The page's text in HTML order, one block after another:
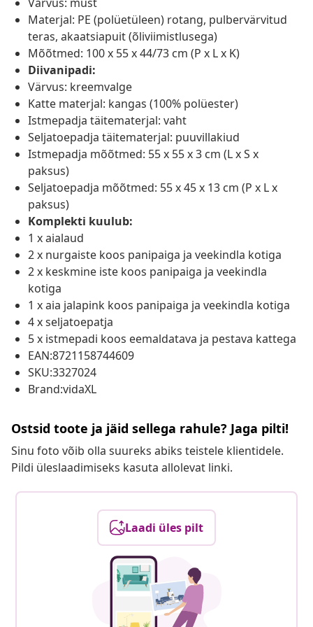
Materjal: PE (polüetüleen) rotang, pulbervärvitud
teras, akaatsiapuit (õliviimistlusega)
Mõõtmed: 100 x 55 x 44/73 cm (P x L x K)
Diivanipadi:
Värvus: kreemvalge
Katte materjal: kangas (100% polüester)
Istmepadja täitematerjal: vaht
Seljatoepadja täitematerjal: puuvillakiud
Istmepadja mõõtmed: 55 x 55 x 3 cm (L x S x
paksus)
Seljatoepadja mõõtmed: 55 x 45 x 13 cm (P x L x
paksus)
Komplekti kuulub:
1 x aialaud
2 x nurgaiste koos panipaiga ja veekindla kotiga
2 x keskmine iste koos panipaiga ja veekindla
kotiga
1 x aia jalapink koos panipaiga ja veekindla kotiga
4 x seljatoepatja
5 x istmepadi koos eemaldatava ja pestava kattega
EAN:8721158744609
SKU:3327024
Brand:vidaXL
Ostsid toote ja jäid sellega rahule? Jaga pilti!
Sinu foto võib olla suureks abiks teistele klientidele.
Pildi üleslaadimiseks kasuta allolevat linki.
Laadi üles pilt